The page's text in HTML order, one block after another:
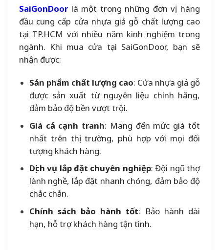
SaiGonDoor là một trong những đơn vị hàng
đầu cung cấp cửa nhựa giả gỗ chất lượng cao
tại TP.HCM với nhiều năm kinh nghiệm trong
ngành. Khi mua cửa tại SaiGonDoor, bạn sẽ
nhận được:
Sản phẩm chất lượng cao: Cửa nhựa giả gỗ
được sản xuất từ nguyên liệu chính hãng,
đảm bảo độ bền vượt trội.
Giá cả cạnh tranh: Mang đến mức giá tốt
nhất trên thị trường, phù hợp với mọi đối
tượng khách hàng.
Dịch vụ lắp đặt chuyên nghiệp: Đội ngũ thợ
lành nghề, lắp đặt nhanh chóng, đảm bảo độ
chắc chắn.
Chính sách bảo hành tốt: Bảo hành dài
hạn, hỗ trợ khách hàng tận tình.